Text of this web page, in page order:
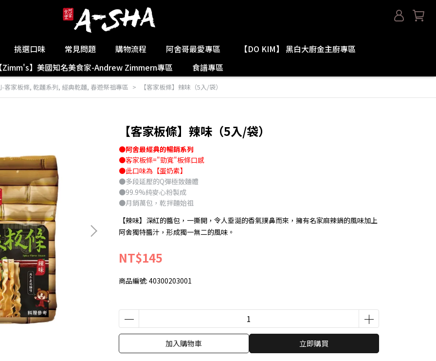
挑選口味 常見問題 購物流程 阿舍哥最愛專區
【DO KIM】 黑白大廚金主廚專區
Zimm's】美國知名美食家-Andrew Zimmern專區
食譜專區
客家板條, 乾麵系列, 經典乾麵, 春遊祭祖專區 【客家板條】辣味（5入/袋）
【客家板條】辣味（5入/袋）
●阿舍最經典的暢銷系列
●客家板條="勁寬"板條口感
●此口味為【蛋奶素】
●多段延壓的Q彈極致麵體
●99.9%純麥心粉製成
●月銷萬包，乾拌麵始祖
【辣味】深紅的醬包，一撕開，令人垂涎的香氣撲鼻而來，擁有名家麻辣鍋的風味加上
阿舍獨特醬汁，形成獨一無二的風味。
NT$145
商品編號: 40300203001
加入購物車 立即購買